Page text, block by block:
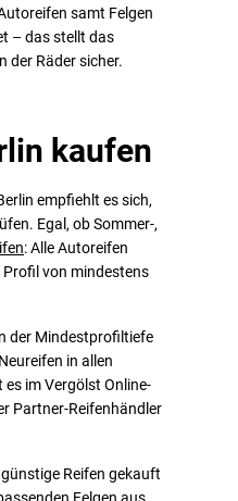
samt Felgen
– das stellt das
der Räder sicher.
kaufen
empfiehlt es sich,
Egal, ob Sommer-,
: Alle Autoreifen
von mindestens
der Mindestprofiltiefe
in allen
im Vergölst Online-
Partner-Reifenhändler
Reifen gekauft